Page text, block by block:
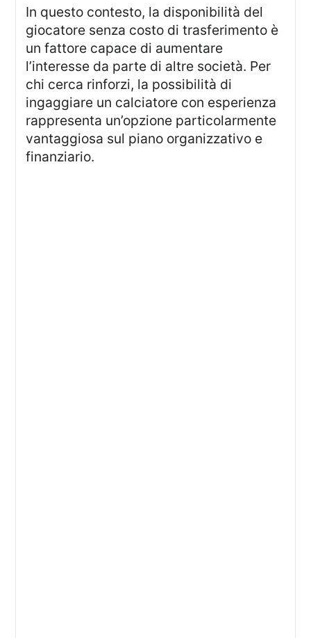
In questo contesto, la disponibilità del
giocatore senza costo di trasferimento è
un fattore capace di aumentare
l’interesse da parte di altre società. Per
chi cerca rinforzi, la possibilità di
ingaggiare un calciatore con esperienza
rappresenta un’opzione particolarmente
vantaggiosa sul piano organizzativo e
finanziario.